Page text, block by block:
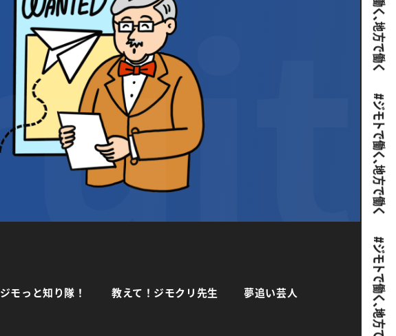
ジモっと知り隊！ 教えて！ジモクリ先生 夢追い芸人